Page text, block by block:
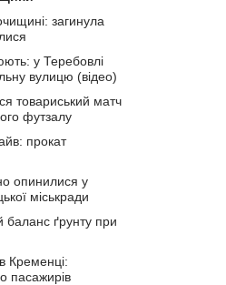
загинула
у Теребовлі
вулицю (відео)
товариський матч
футзалу
прокат
опинилися у
міськради
ґрунту при
Кременці:
пасажирів